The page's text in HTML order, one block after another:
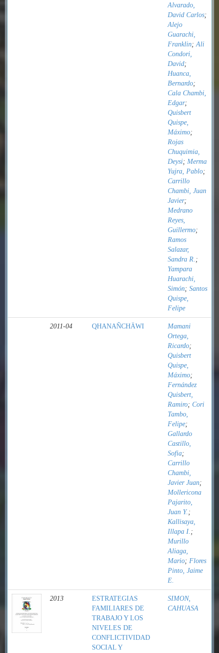
Alvarado,
David Carlos;
Alejo
Guarachi,
Franklin;Ali
Condori,
David;
Huanca,
Bernardo;
Cala Chambi,
Edgar;
Quisbert
Quispe,
Máximo;
Rojas
Chuquimia,
Deysi; Merma
Yujra, Pablo;
Carrillo
Chambi, Juan
Javier;
Medrano
Reyes,
Guillermo;
Ramos
Salazar,
Sandra R. ;
Yampara
Huarachi,
Simón; Santos
Quispe,
Felipe
2011-04 QHANAÑCHÄWI
Mamani
Ortega,
Ricardo;
Quisbert
Quispe,
Máximo;
Fernández
Quisbert,
Ramiro; Cori
Tambo,
Felipe;
Gallardo
Castillo,
Sofia;
Carrillo
Chambi,
Javier Juan;
Mollericona
Pajarito,
Juan Y. ;
Kallisaya,
Illapa I. ;
Murillo
Aliaga,
Mario; Flores
Pinto, Jaime
E.
2013
ESTRATEGIAS
FAMILIARES DE
TRABAJO Y LOS
NIVELES DE
CONFLICTIVIDAD
SOCIAL Y
SIMON,
CAHUASA